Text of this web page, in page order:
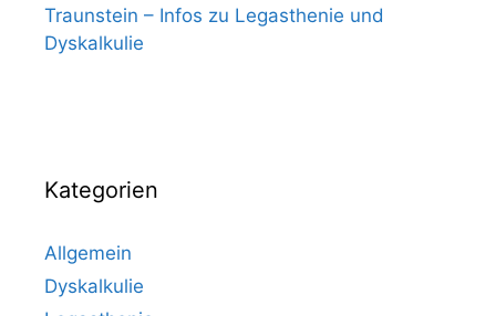
Traunstein – Infos zu Legasthenie und
Dyskalkulie
Kategorien
Allgemein
Dyskalkulie